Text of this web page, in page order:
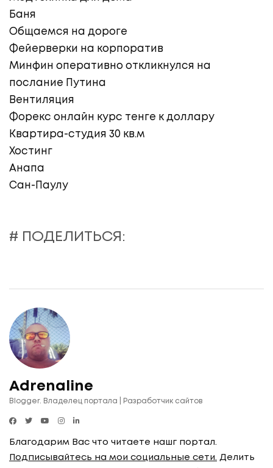
Баня
Общаемся на дороге
Фейерверки на корпоратив
Минфин оперативно откликнулся на
послание Путина
Вентиляция
Форекс онлайн курс тенге к доллару
Квартира-студия 30 кв.м
Хостинг
Анапа
Сан-Паулу
# ПОДЕЛИТЬСЯ:
Adrenaline
Blogger. Владелец портала | Разработчик сайтов
Благодарим Вас что читаете нашг портал.
Подписывайтесь на мои социальные сети. Делить